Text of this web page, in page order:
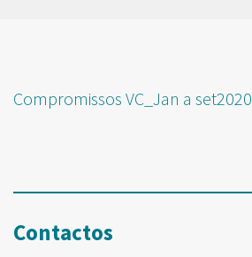
Compromissos VC_Jan a set2020
Contactos